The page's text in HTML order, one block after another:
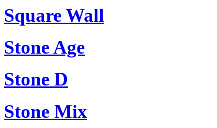
Square Wall
Stone Age
Stone D
Stone Mix